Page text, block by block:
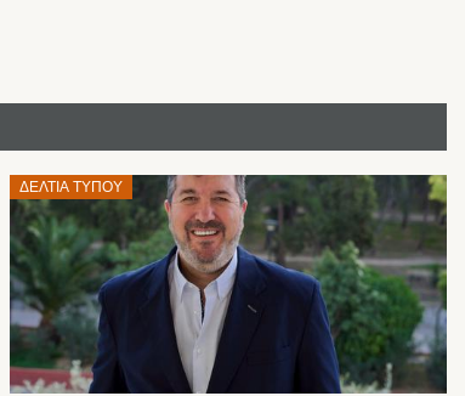
ΔΕΛΤΊΑ ΤΎΠΟΥ
Posted
on